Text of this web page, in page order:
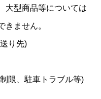
大型商品等については
きません。
り先)
限、駐車トラブル等)